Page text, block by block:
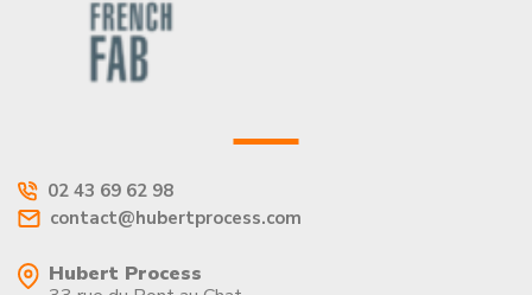
02 43 69 62 98
contact@hubertprocess.com
Hubert Process